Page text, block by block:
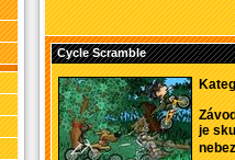
Cycle Scramble
je